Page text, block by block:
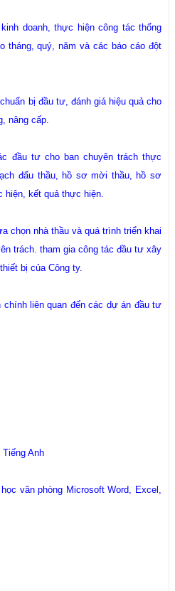
doanh, thực hiện công tác thống
tháng, quý, năm và các báo cáo đột
bị đầu tư, đánh giá hiệu quả cho
nâng cấp.
đầu tư cho ban chuyên trách thực
đấu thầu, hồ sơ mời thầu, hồ sơ
hiện, kết quả thực hiện.
chọn nhà thầu và quá trình triển khai
trách. tham gia công tác đầu tư xây
bị của Công ty.
liên quan đến các dự án đầu tư
Anh
văn phòng Microsoft Word, Excel,